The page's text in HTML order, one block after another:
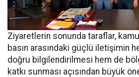
Ziyaretlerin sonunda taraflar,
basın arasındaki güçlü iletişimin
doğru bilgilendirilmesi hem de
katkı sunması açısından büyük